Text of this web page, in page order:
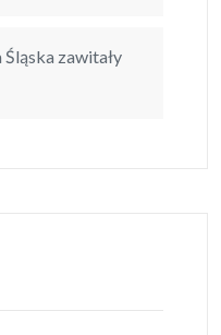
zawitały